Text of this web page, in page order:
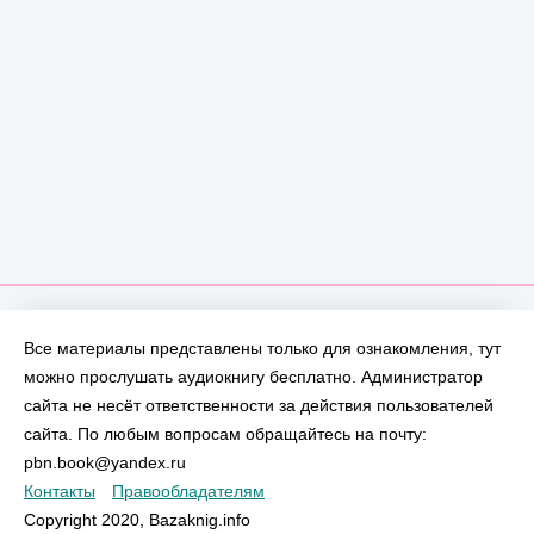
Все материалы представлены только для ознакомления, тут
можно прослушать аудиокнигу бесплатно. Администратор
сайта не несёт ответственности за действия пользователей
сайта. По любым вопросам обращайтесь на почту:
pbn.book@yandex.ru
Контакты
Правообладателям
Copyright 2020, Bazaknig.info